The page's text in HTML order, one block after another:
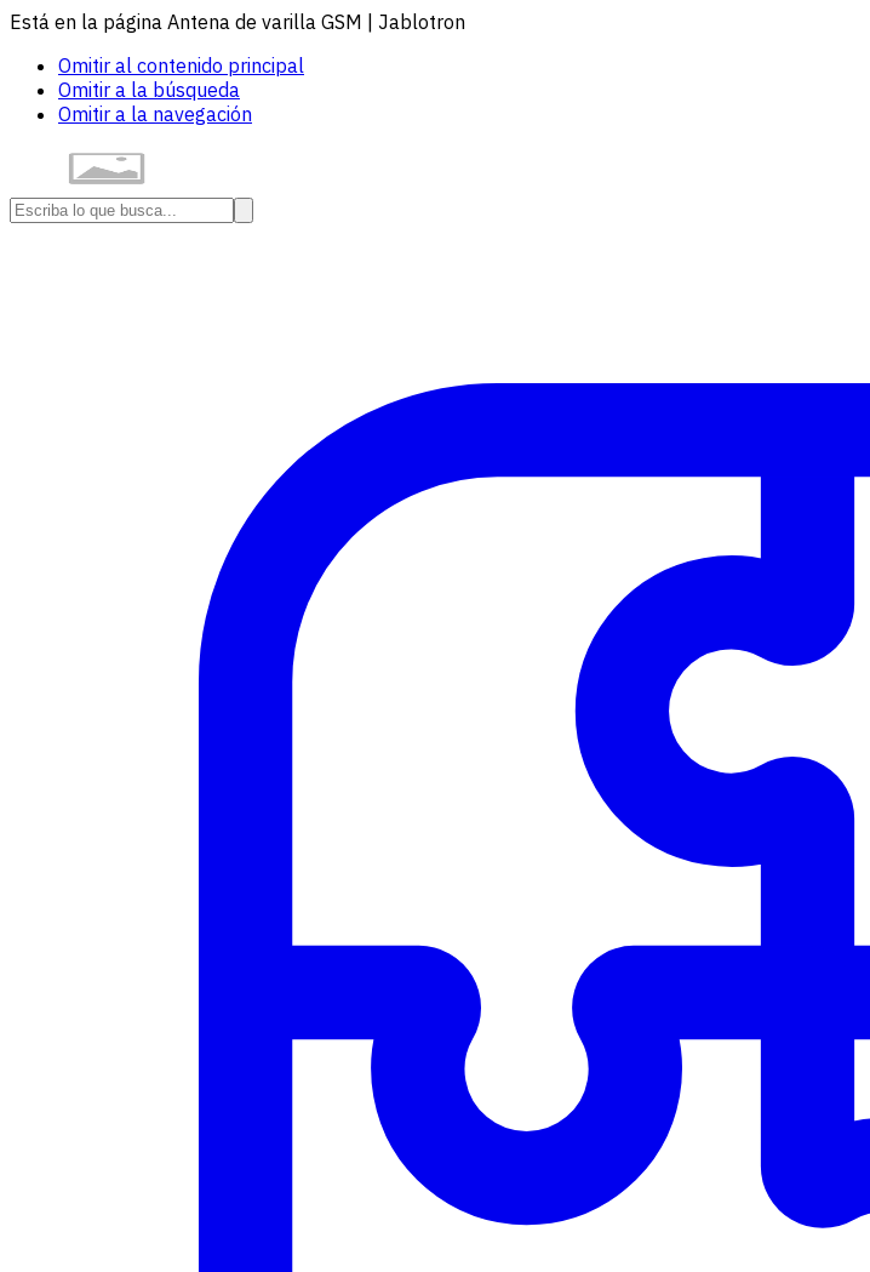
Está en la página Antena de varilla GSM | Jablotron
Omitir al contenido principal
Omitir a la búsqueda
Omitir a la navegación